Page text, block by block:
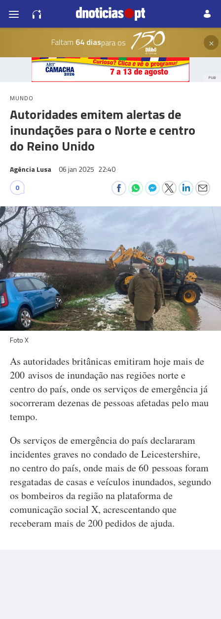
Faltam 64 diaspara os ×
PUB
MUNDO
Autoridades emitem alertas de
inundações para o Norte e centro
do Reino Unido
Agência Lusa 06 jan 2025 22:40
0
Foto X
As autoridades britânicas emitiram hoje mais de
200 avisos de inundação nas regiões norte e
centro do país, onde os serviços de emergência já
socorreram dezenas de pessoas afetadas pelo mau
tempo.
Os serviços de emergência do país declararam
incidentes graves no condado de Leicestershire,
no centro do país, onde mais de 60 pessoas foram
resgatadas de casas e veículos inundados, segundo
os bombeiros da região na plataforma de
comunicação social X, acrescentando que
receberam mais de 200 pedidos de ajuda.